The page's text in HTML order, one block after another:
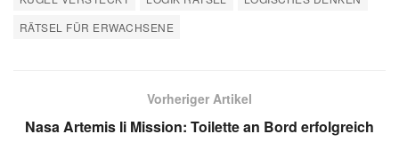
RÄTSEL FÜR ERWACHSENE
Vorheriger Artikel
Nasa Artemis Ii Mission: Toilette an Bord erfolgreich